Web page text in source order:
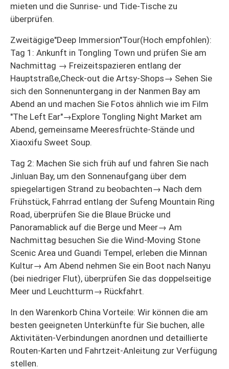
mieten und die Sunrise- und Tide-Tische zu
überprüfen.
Zweitägige"Deep Immersion"Tour(Hoch empfohlen):
Tag 1: Ankunft in Tongling Town und prüfen Sie am
Nachmittag → Freizeitspazieren entlang der
Hauptstraße,Check-out die Artsy-Shops→ Sehen Sie
sich den Sonnenuntergang in der Nanmen Bay am
Abend an und machen Sie Fotos ähnlich wie im Film
"The Left Ear"→Explore Tongling Night Market am
Abend, gemeinsame Meeresfrüchte-Stände und
Xiaoxifu Sweet Soup.
Tag 2: Machen Sie sich früh auf und fahren Sie nach
Jinluan Bay, um den Sonnenaufgang über dem
spiegelartigen Strand zu beobachten→ Nach dem
Frühstück, Fahrrad entlang der Sufeng Mountain Ring
Road, überprüfen Sie die Blaue Brücke und
Panoramablick auf die Berge und Meer→ Am
Nachmittag besuchen Sie die Wind-Moving Stone
Scenic Area und Guandi Tempel, erleben die Minnan
Kultur→ Am Abend nehmen Sie ein Boot nach Nanyu
(bei niedriger Flut), überprüfen Sie das doppelseitige
Meer und Leuchtturm→ Rückfahrt.
In den Warenkorb China Vorteile: Wir können die am
besten geeigneten Unterkünfte für Sie buchen, alle
Aktivitäten-Verbindungen anordnen und detaillierte
Routen-Karten und Fahrtzeit-Anleitung zur Verfügung
stellen.